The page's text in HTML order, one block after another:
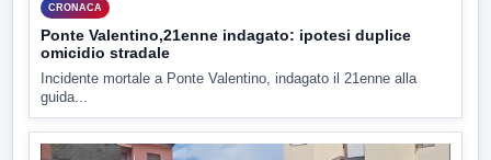
CRONACA
Ponte Valentino,21enne indagato: ipotesi duplice
omicidio stradale
Incidente mortale a Ponte Valentino, indagato il 21enne alla
guida...